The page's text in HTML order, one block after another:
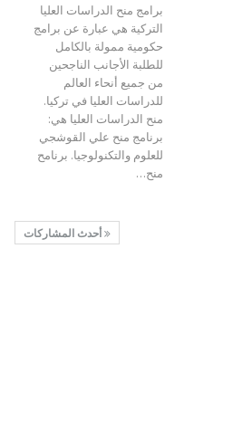
برامج منح الدراسات العليا
التركية هي عبارة عن برامج
حكومية ممولة بالكامل
للطلبة الأجانب الناجحين
من جميع أنحاء العالم
للدراسات العليا في تركيا.
منح الدراسات العليا هي:
برنامج منح علي القوشجي
للعلوم والتكنولوجيا. برنامح
منح…
أحدث المشاركات